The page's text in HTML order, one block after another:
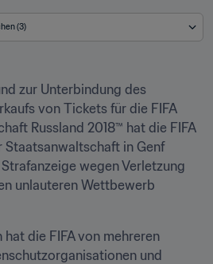
(3)
zur Unterbindung des
von Tickets für die FIFA
Russland 2018™ hat die FIFA
Staatsanwaltschaft in Genf
wegen Verletzung
unlauteren Wettbewerb
die FIFA von mehreren
und